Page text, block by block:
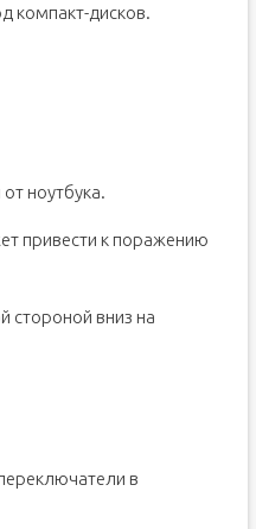
компакт-дисков.
ноутбука.
привести к поражению
стороной вниз на
в